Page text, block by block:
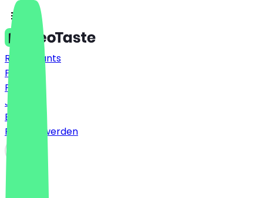
Restaurants
Preise
FAQ
Jobs
Blog
Partner werden